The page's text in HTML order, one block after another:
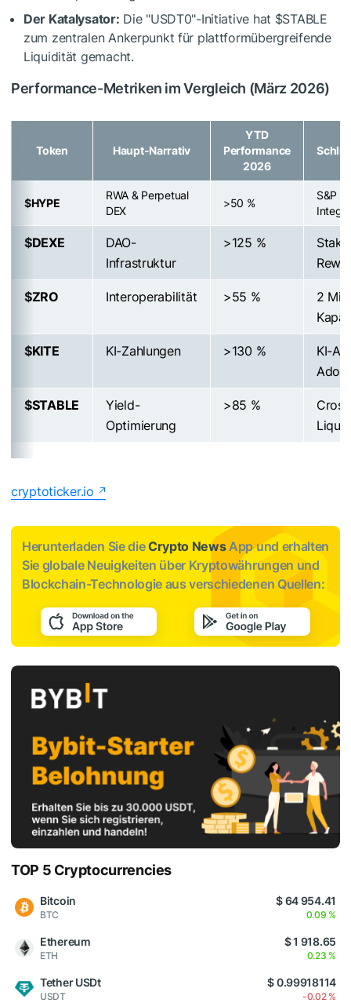
Der Katalysator: Die "USDT0"-Initiative hat $STABLE
zum zentralen Ankerpunkt für plattformübergreifende
Liquidität gemacht.
Performance-Metriken im Vergleich (März 2026)
Token Haupt-Narrativ
YTD
Performance
2026
$HYPE
RWA & Perpetual
DEX
>50 %
S&P
$DEXE
DAO-
Infrastruktur
>125 %
$ZRO Interoperabilität >55 %
2
$KITE KI-Zahlungen >130 %
KI-
$STABLE
Yield-
Optimierung
>85 %
cryptoticker.io
Herunterladen Sie dieCrypto NewsApp und erhalten
Sie globale Neuigkeiten über Kryptowährungen und
Blockchain-Technologie aus verschiedenen Quellen:
TOP 5 Cryptocurrencies
Bitcoin
BTC
$ 64 954.41
0.09 %
Ethereum
ETH
$ 1 918.65
0.23 %
Tether USDt
USDT
$ 0.99918114
-0.02 %